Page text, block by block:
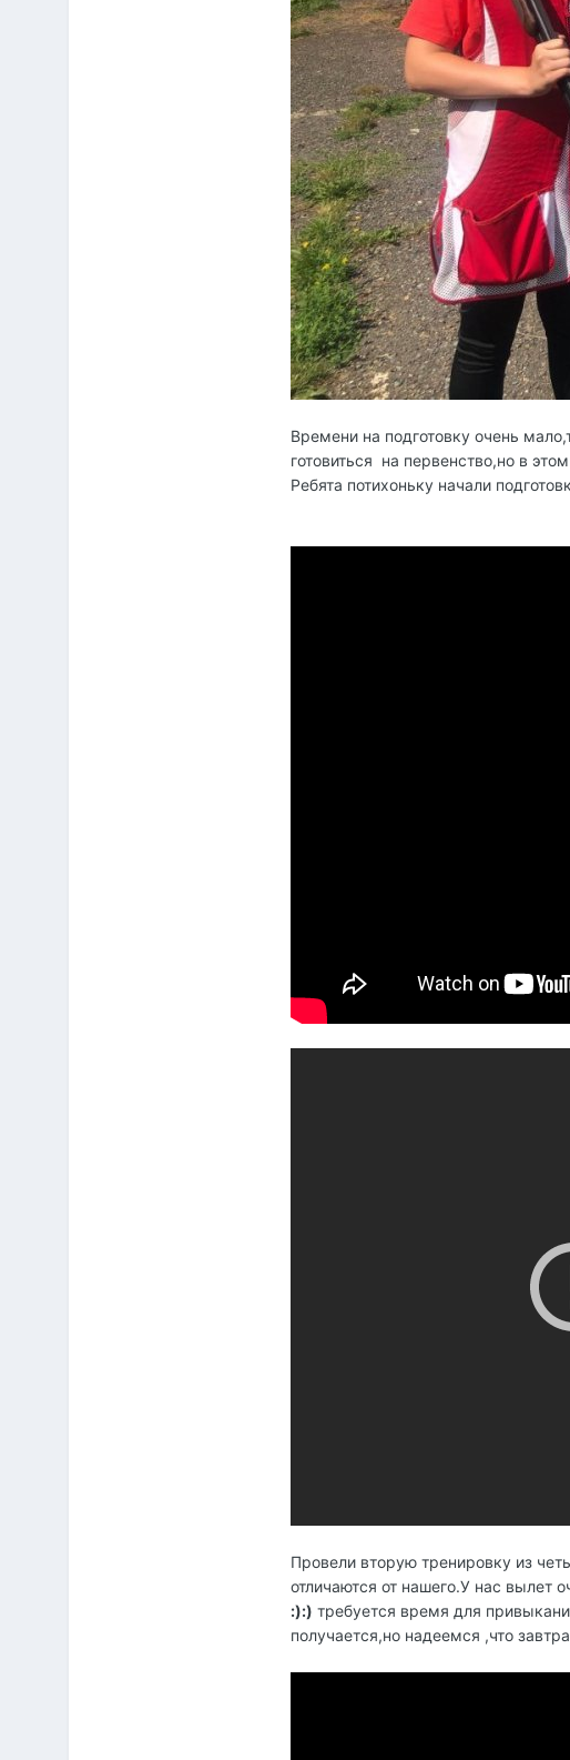
Времени на подготовку очень
готовиться на первенство,но в
Ребята потихоньку начали
Провели вторую тренировку из
отличаются от нашего.У нас вылет
:):) требуется время для
получается,но надеемся ,что